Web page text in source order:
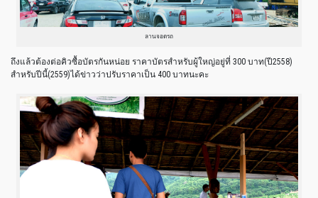
ลานจอดรถ
ถึงแล้วต้องต่อคิวซื้อบัตรกันหน่อย ราคาบัตรสำหรับผู้ใหญ่อยู่ที่ 300 บาท(ปี2558)
สำหรับปีนี้(2559)ได้ข่าวว่าปรับราคาเป็น 400 บาทนะคะ